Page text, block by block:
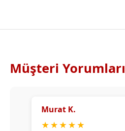
Müşteri Yorumları
Murat K.
★★★★★